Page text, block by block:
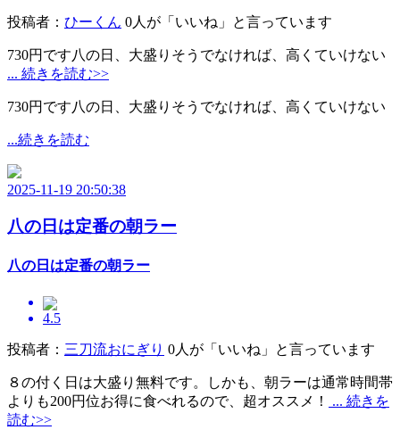
投稿者： ひーくん 0人が「いいね」と言っています
730円です八の日、大盛りそうでなければ、高くていけない
... 続きを読む>>
730円です八の日、大盛りそうでなければ、高くていけない
...続きを読む
2025-11-19 20:50:38
八の日は定番の朝ラー
八の日は定番の朝ラー
4.5
投稿者： 三刀流おにぎり 0人が「いいね」と言っています
８の付く日は大盛り無料です。しかも、朝ラーは通常時間帯
よりも200円位お得に食べれるので、超オススメ！
... 続きを
読む>>